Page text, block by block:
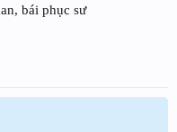
bái phục sư